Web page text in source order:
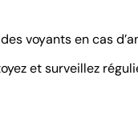
voyants en cas
et surveillez